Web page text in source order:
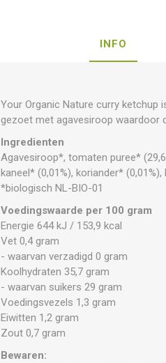
INFO
Your Organic Nature curry ketchup
gezoet met agavesiroop waardoor
Ingredienten
Agavesiroop*, tomaten puree*
kaneel* (0,01%), koriander*
*biologisch NL-BIO-01
Voedingswaarde per 100 gram
Energie 644 kJ / 153,9 kcal
Vet 0,4 gram
- waarvan verzadigd 0 gram
Koolhydraten 35,7 gram
- waarvan suikers 29 gram
Voedingsvezels 1,3 gram
Eiwitten 1,2 gram
Zout 0,7 gram
Bewaren: